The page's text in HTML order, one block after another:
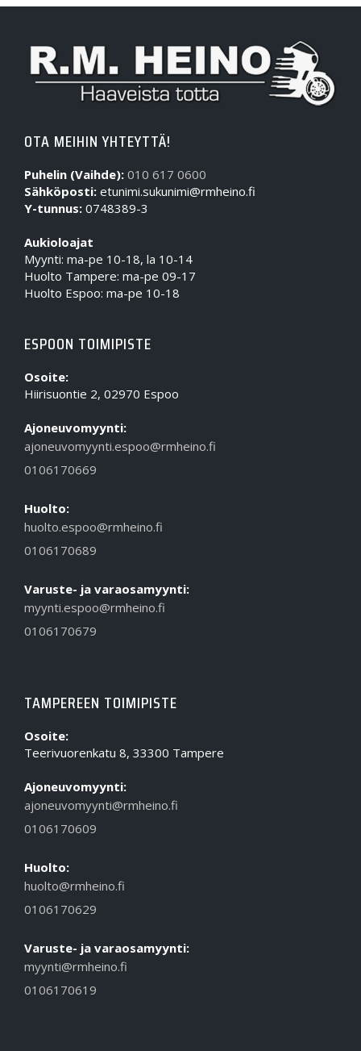
OTA MEIHIN YHTEYTTÄ!
Puhelin (Vaihde): 010 617 0600
Sähköposti: etunimi.sukunimi@rmheino.fi
Y-tunnus: 0748389-3
Aukioloajat
Myynti: ma-pe 10-18, la 10-14
Huolto Tampere: ma-pe 09-17
Huolto Espoo: ma-pe 10-18
ESPOON TOIMIPISTE
Osoite:
Hiirisuontie 2, 02970 Espoo
Ajoneuvomyynti:
ajoneuvomyynti.espoo@rmheino.fi
0106170669
Huolto:
huolto.espoo@rmheino.fi
0106170689
Varuste- ja varaosamyynti:
myynti.espoo@rmheino.fi
0106170679
TAMPEREEN TOIMIPISTE
Osoite:
Teerivuorenkatu 8, 33300 Tampere
Ajoneuvomyynti:
ajoneuvomyynti@rmheino.fi
0106170609
Huolto:
huolto@rmheino.fi
0106170629
Varuste- ja varaosamyynti:
myynti@rmheino.fi
0106170619